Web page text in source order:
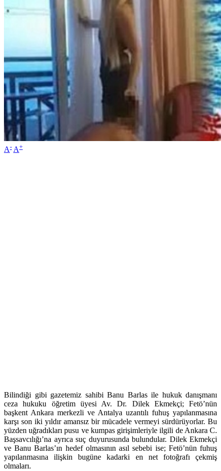
A- A+
Bilindiği gibi gazetemiz sahibi Banu Barlas ile hukuk danışmanı
ceza hukuku öğretim üyesi Av. Dr. Dilek Ekmekçi; Fetö’nün
başkent Ankara merkezli ve Antalya uzantılı fuhuş yapılanmasına
karşı son iki yıldır amansız bir mücadele vermeyi sürdürüyorlar. Bu
yüzden uğradıkları pusu ve kumpas girişimleriyle ilgili de Ankara C.
Başsavcılığı’na ayrıca suç duyurusunda bulundular. Dilek Ekmekçi
ve Banu Barlas’ın hedef olmasının asıl sebebi ise; Fetö’nün fuhuş
yapılanmasına ilişkin bugüne kadarki en net fotoğrafı çekmiş
olmaları.